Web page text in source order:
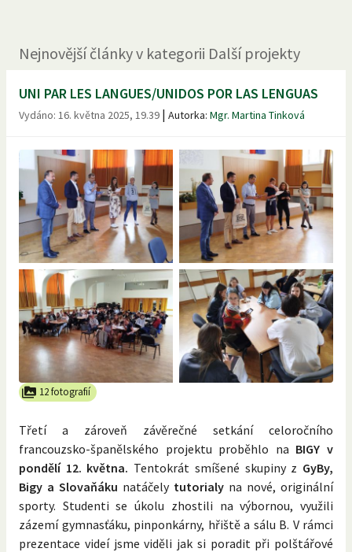
Nejnovějšíčlánkyv kategorii Další projekty
UNI PAR LES LANGUES/UNIDOS POR LAS LENGUAS
Vydáno: 16. května 2025, 19.39 | Autorka: Mgr. Martina Tinková
12 fotografií
Třetí a zároveň závěrečné setkání celoročního
francouzsko-španělského projektu proběhlo na BIGY v
pondělí 12. května. Tentokrát smíšené skupiny z GyBy,
Bigy a Slovaňáku natáčely tutorialy na nové, originální
sporty. Studenti se úkolu zhostili na výbornou, využili
zázemí gymnasťáku, pinponkárny, hřiště a sálu B. V rámci
prezentace videí jsme viděli jak si poradit při polštářové